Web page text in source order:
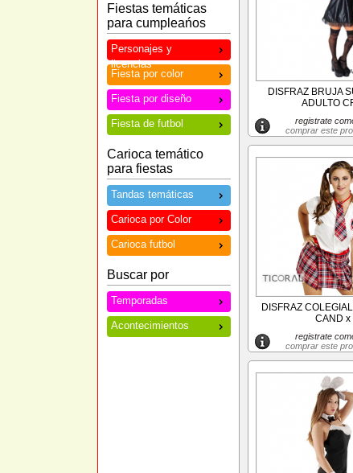
Fiestas temáticas
para cumpleańos
Personajes y
licencias
Fiesta por color
Fiesta por diseño
Fiesta de futbol
Carioca temático
para fiestas
Tandas temáticas
Carioca por Color
Carioca futbol
Buscar por
Temporadas
Acontecimientos
DISFRAZ BRUJA
ADULTO
registrate
comprar este
DISFRAZ
CAND x
registrate
comprar este